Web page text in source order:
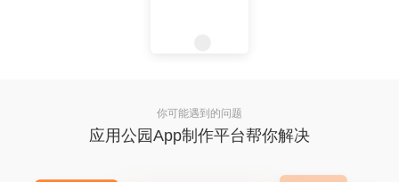
你可能遇到的问题
应用公园App制作平台帮你解决